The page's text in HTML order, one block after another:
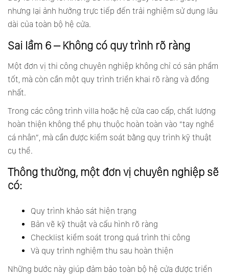
nhưng lại ảnh hưởng trực tiếp đến trải nghiệm sử dụng lâu
dài của toàn bộ hệ cửa.
Sai lầm 6 – Không có quy trình rõ ràng
Một đơn vị thi công chuyên nghiệp không chỉ có sản phẩm
tốt, mà còn cần một quy trình triển khai rõ ràng và đồng
nhất.
Trong các công trình villa hoặc hệ cửa cao cấp, chất lượng
hoàn thiện không thể phụ thuộc hoàn toàn vào “tay nghề
cá nhân”, mà cần được kiểm soát bằng quy trình kỹ thuật
cụ thể.
Thông thường, một đơn vị chuyên nghiệp sẽ
có:
Quy trình khảo sát hiện trạng
Bản vẽ kỹ thuật và cấu hình rõ ràng
Checklist kiểm soát trong quá trình thi công
Và quy trình nghiệm thu sau hoàn thiện
Những bước này giúp đảm bảo toàn bộ hệ cửa được triển